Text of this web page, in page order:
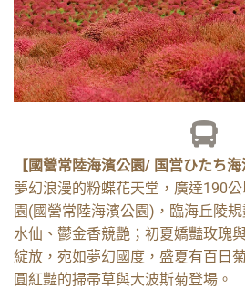
DAY 1
成田空港－常
公園
【國營常陸海濱公園/ 国営ひたち海
夢幻浪漫的粉蝶花天堂，廣達190
園(國營常陸海濱公園)，臨海丘陵
水仙、鬱金香競艷；初夏嬌豔玫瑰
綻放，宛如夢幻國度，盛夏有百日
圓紅豔的掃帚草與大波斯菊登場。